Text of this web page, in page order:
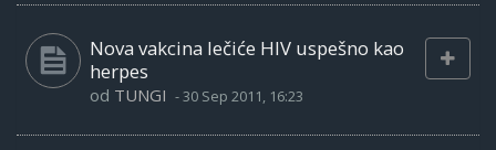
Nova vakcina lečiće HIV uspešno kao
herpes
od TUNGI -30 Sep 2011, 16:23